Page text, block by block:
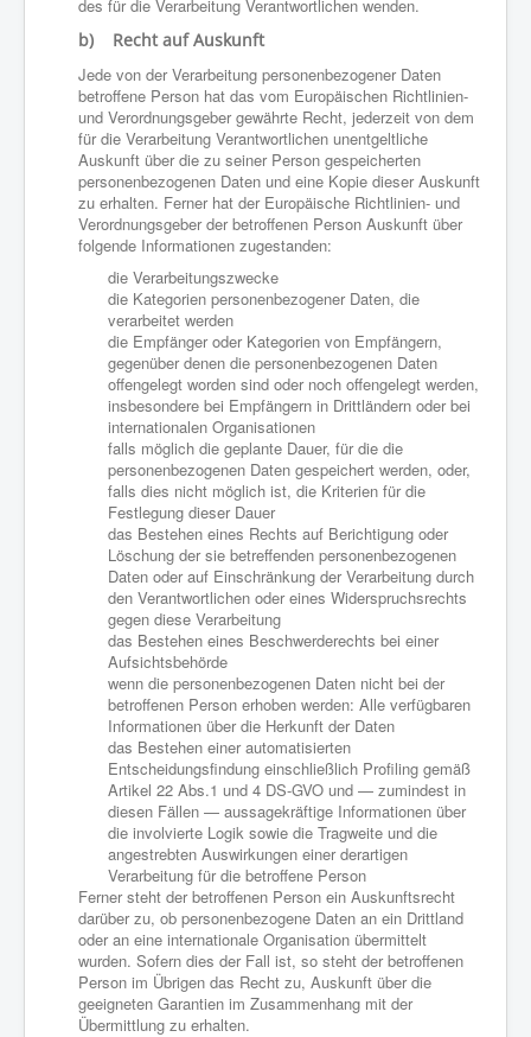
des für die Verarbeitung Verantwortlichen wenden.
b) Recht auf Auskunft
Jede von der Verarbeitung personenbezogener Daten
betroffene Person hat das vom Europäischen Richtlinien-
und Verordnungsgeber gewährte Recht, jederzeit von dem
für die Verarbeitung Verantwortlichen unentgeltliche
Auskunft über die zu seiner Person gespeicherten
personenbezogenen Daten und eine Kopie dieser Auskunft
zu erhalten. Ferner hat der Europäische Richtlinien- und
Verordnungsgeber der betroffenen Person Auskunft über
folgende Informationen zugestanden:
die Verarbeitungszwecke
die Kategorien personenbezogener Daten, die
verarbeitet werden
die Empfänger oder Kategorien von Empfängern,
gegenüber denen die personenbezogenen Daten
offengelegt worden sind oder noch offengelegt werden,
insbesondere bei Empfängern in Drittländern oder bei
internationalen Organisationen
falls möglich die geplante Dauer, für die die
personenbezogenen Daten gespeichert werden, oder,
falls dies nicht möglich ist, die Kriterien für die
Festlegung dieser Dauer
das Bestehen eines Rechts auf Berichtigung oder
Löschung der sie betreffenden personenbezogenen
Daten oder auf Einschränkung der Verarbeitung durch
den Verantwortlichen oder eines Widerspruchsrechts
gegen diese Verarbeitung
das Bestehen eines Beschwerderechts bei einer
Aufsichtsbehörde
wenn die personenbezogenen Daten nicht bei der
betroffenen Person erhoben werden: Alle verfügbaren
Informationen über die Herkunft der Daten
das Bestehen einer automatisierten
Entscheidungsfindung einschließlich Profiling gemäß
Artikel 22 Abs.1 und 4 DS-GVO und — zumindest in
diesen Fällen — aussagekräftige Informationen über
die involvierte Logik sowie die Tragweite und die
angestrebten Auswirkungen einer derartigen
Verarbeitung für die betroffene Person
Ferner steht der betroffenen Person ein Auskunftsrecht
darüber zu, ob personenbezogene Daten an ein Drittland
oder an eine internationale Organisation übermittelt
wurden. Sofern dies der Fall ist, so steht der betroffenen
Person im Übrigen das Recht zu, Auskunft über die
geeigneten Garantien im Zusammenhang mit der
Übermittlung zu erhalten.